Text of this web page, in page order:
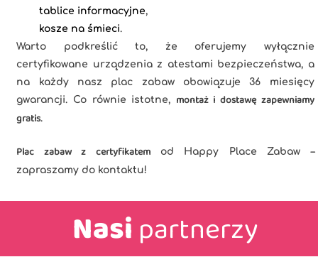
tablice informacyjne,
kosze na śmieci.
Warto podkreślić to, że oferujemy wyłącznie
certyfikowane urządzenia z atestami bezpieczeństwa, a
na każdy nasz plac zabaw obowiązuje 36 miesięcy
gwarancji. Co równie istotne, montaż i dostawę zapewniamy
gratis.
Plac zabaw z certyfikatemod Happy Place Zabaw –
zapraszamy do kontaktu!
Nasipartnerzy